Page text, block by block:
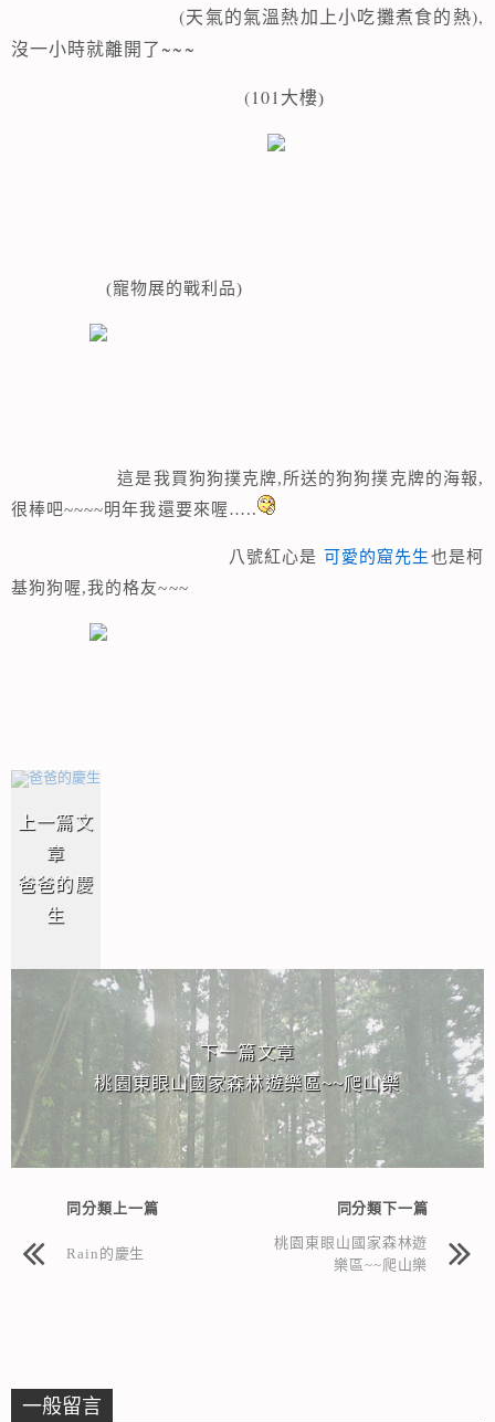
(天氣的氣溫熱加上小吃攤煮食的熱),
沒一小時就離開了 ~~~
(101大樓)
(寵物展的戰利品)
這是我買狗狗撲克牌,所送的狗狗撲克牌的海報,
很棒吧~~~~明年我還要來喔…..
八號紅心是 可愛的窟先生也是柯
基狗狗喔,我的格友~~~
相連文章
上一篇文
章
爸爸的慶
生
下一篇文章
桃園東眼山國家森林遊樂區~~爬山樂
同分類上一篇
Rain的慶生
同分類下一篇
桃園東眼山國家森林遊
樂區~~爬山樂
一般留言